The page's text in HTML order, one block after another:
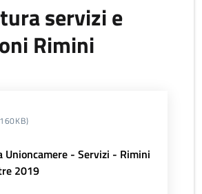
servizi e
Rimini
Unioncamere - Servizi - Rimini
2019